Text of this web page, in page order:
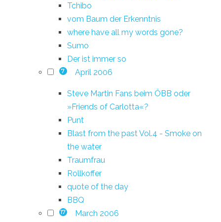
Tchibo
vom Baum der Erkenntnis
where have all my words gone?
Sumo
Der ist immer so
7 April 2006
Steve Martin Fans beim ÖBB oder
»Friends of Carlotta«?
Punt
Blast from the past Vol.4 - Smoke on
the water
Traumfrau
Rollkoffer
quote of the day
BBQ
17 March 2006